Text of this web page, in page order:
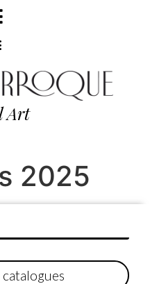
Art
2025